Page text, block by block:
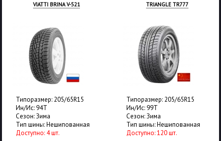
VIATTI BRINA V-521
Типоразмер: 205/65R15
Ин/Ис: 94T
Сезон: Зима
Тип шины: Нешипованная
Доступно: 4 шт.
TRIANGLE TR777
Типоразмер: 205/65R15
Ин/Ис: 99T
Сезон: Зима
Тип шины: Нешипованная
Доступно: 120 шт.